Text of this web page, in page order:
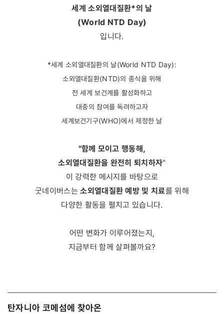
세계 소외열대질환*의 날
(World NTD Day)
입니다.
*세계 소외열대질환의 날(World NTD Day):
소외열대질환(NTD)의 종식을 위해
전 세계 보건계를 활성화하고
대중의 참여를 독려하고자
세계보건기구(WHO)에서 제정한 날
"함께 모이고 행동해,
소외열대질환을 완전히 퇴치하자"
이 강력한 메시지를 바탕으로
굿네이버스는소외열대질환 예방 및 치료를 위해
다양한 활동을 펼치고 있습니다.
어떤 변화가 이루어졌는지,
지금부터 함께 살펴볼까요?
탄자니아 코메섬에 찾아온